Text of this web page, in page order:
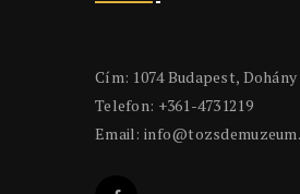
Cím: 1074 Budapest, Dohány
Telefon: +361-4731219
Email: